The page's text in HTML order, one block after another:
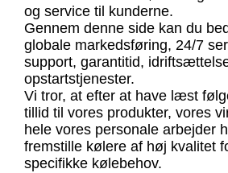
og service til kunderne.
Gennem denne side kan du
globale markedsføring, 24/7
support, garantitid,
opstartstjenester.
Vi tror, ​​at efter at have læst
tillid til vores produkter, vores
hele vores personale arbejder
fremstille kølere af høj kvalitet
specifikke kølebehov.